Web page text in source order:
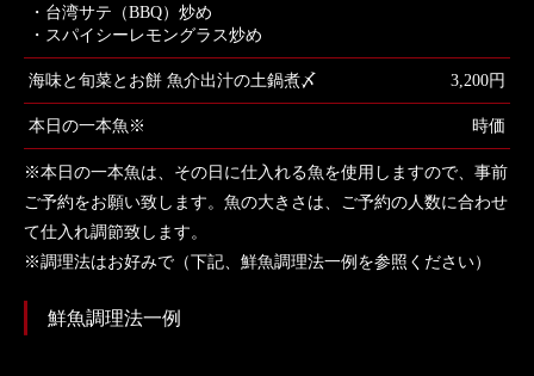
・台湾サテ（BBQ）炒め
・スパイシーレモングラス炒め
海味と旬菜とお餅 魚介出汁の土鍋煮〆 3,200円
本日の一本魚※ 時価
※本日の一本魚は、その日に仕入れる魚を使用しますので、事前
ご予約をお願い致します。魚の大きさは、ご予約の人数に合わせ
て仕入れ調節致します。
※調理法はお好みで（下記、鮮魚調理法一例を参照ください）
鮮魚調理法一例